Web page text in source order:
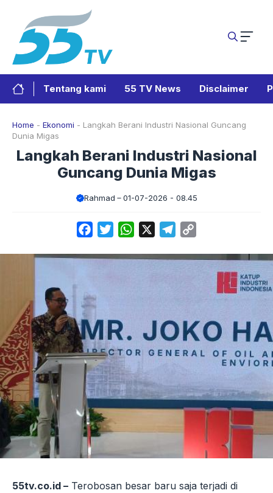
Tentang kami 55 TV News Disclaimer
Home - Ekonomi - Langkah Berani Industri Nasional Guncang
Dunia Migas
Langkah Berani Industri Nasional
Guncang Dunia Migas
Rahmad 01-07-2026 - 08.45
FacebookTwitterWhatsApp Telegram
55tv.co.id – Terobosan besar baru saja terjadi di